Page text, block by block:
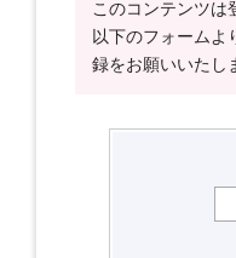
このコンテンツは
以下のフォームよ
録をお願いいたし